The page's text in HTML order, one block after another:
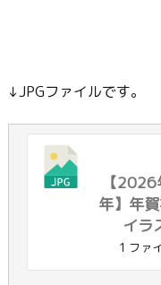
↓JPGファイルです。
【2026
年】年
イラ
1 ファ